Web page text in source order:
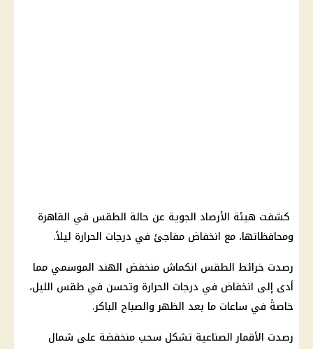
كشفت هيئة الأرصاد الجوية عن حالة الطقس في القاهرة
ومحافظاتها، مع انخفاض مفاجئ في درجات الحرارة ليلاً.
رصدت خرائط الطقس انكماش منخفض الهند الموسمي مما
أدى إلى انخفاض في درجات الحرارة وتحسن في طقس الليل،
خاصةً في ساعات ما بعد الظهر والصباح الباكر.
رصدت الأقمار الصناعية تشكل سحب منخفضة على شمال